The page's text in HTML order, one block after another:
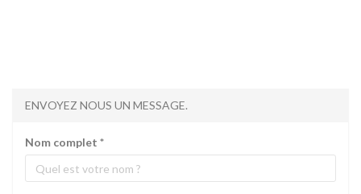
ENVOYEZ NOUS UN MESSAGE.
Nom complet *